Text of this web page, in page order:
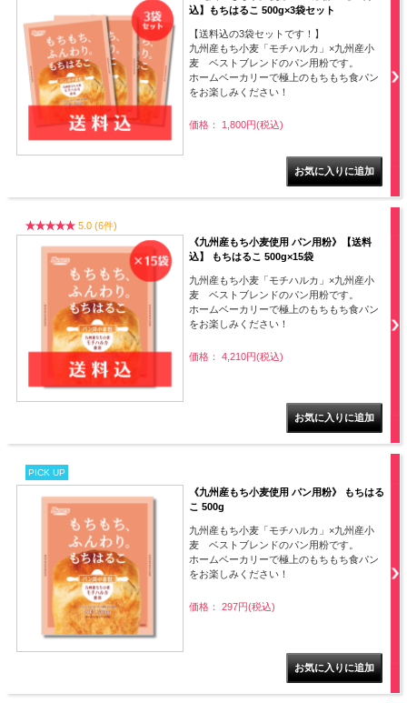
込】もちはるこ 500g×3袋セット
【送料込の3袋セットです！】
九州産もち小麦「モチハルカ」×九州産小
麦 ベストブレンドのパン用粉です。
ホームベーカリーで極上のもちもち食パン
をお楽しみください！
価格： 1,800円(税込)
5.0 (6件)
《九州産もち小麦使用 パン用粉》【送料
込】 もちはるこ 500g×15袋
九州産もち小麦「モチハルカ」×九州産小
麦 ベストブレンドのパン用粉です。
ホームベーカリーで極上のもちもち食パン
をお楽しみください！
価格： 4,210円(税込)
PICK UP
《九州産もち小麦使用 パン用粉》 もちはる
こ 500g
九州産もち小麦「モチハルカ」×九州産小
麦 ベストブレンドのパン用粉です。
ホームベーカリーで極上のもちもち食パン
をお楽しみください！
価格： 297円(税込)